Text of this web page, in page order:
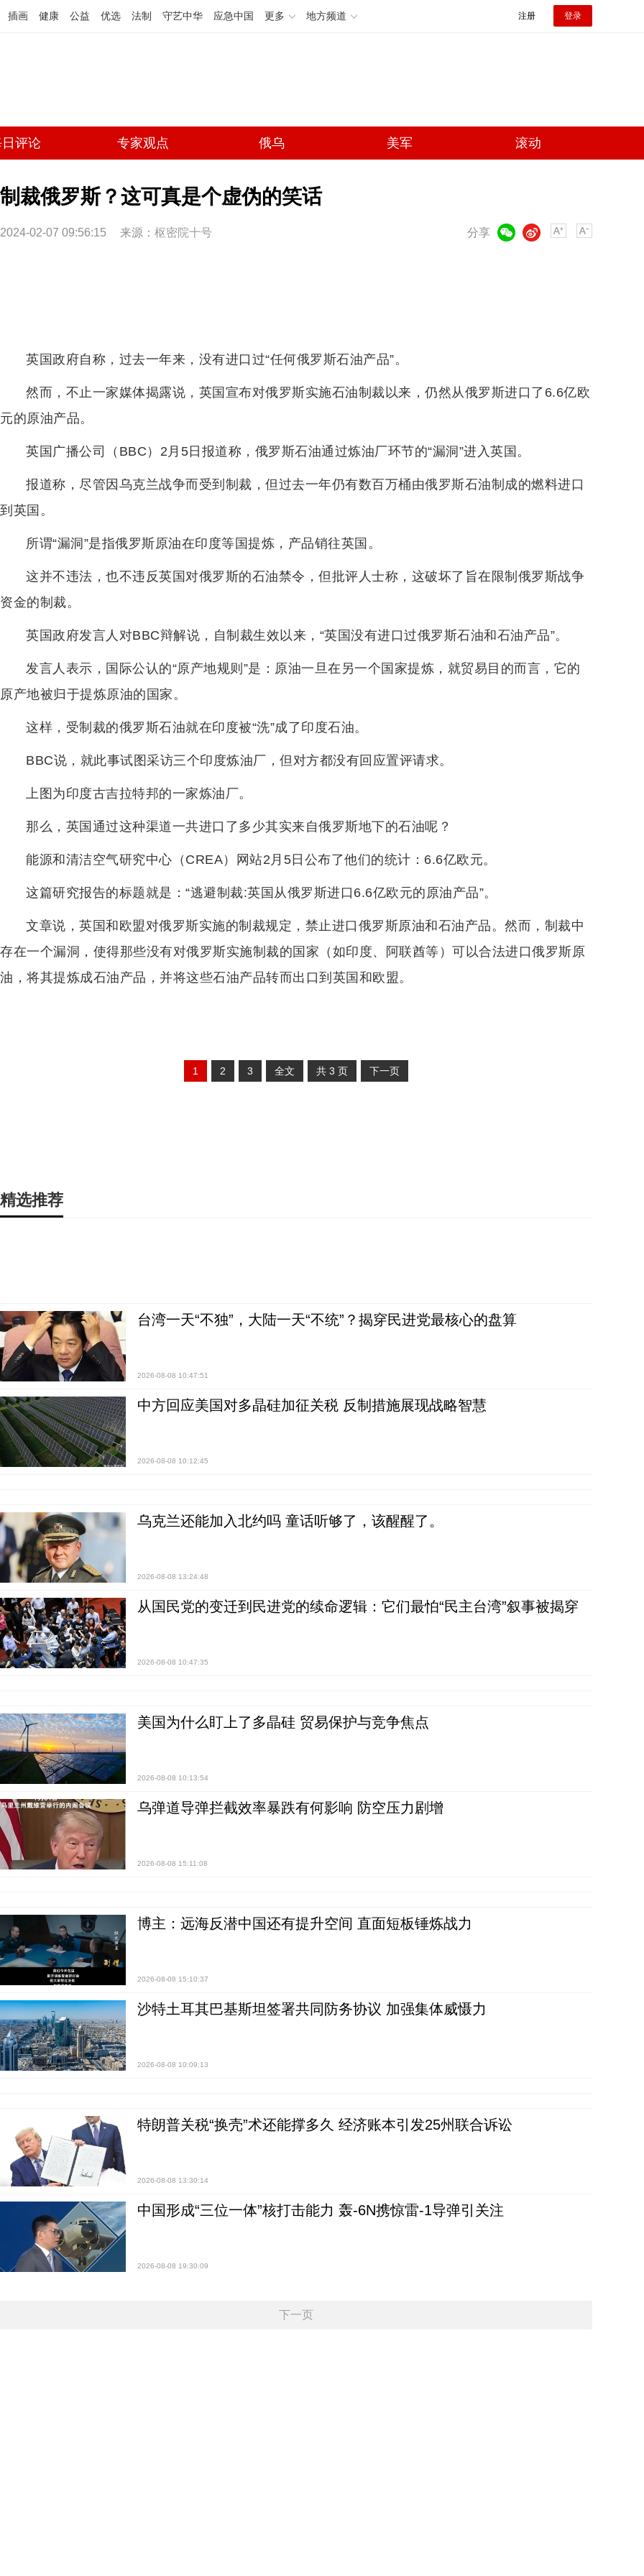
插画 健康 公益 优选 法制 守艺中华 应急中国 更多 地方频道 注册 登录
评论 专家观点 俄乌 美军 滚动
制裁俄罗斯？这可真是个虚伪的笑话
2024-02-07 09:56:15 来源： 枢密院十号 分享
微博
英国政府自称，过去一年来，没有进口过“任何俄罗斯石油产品”。
然而，不止一家媒体揭露说，英国宣布对俄罗斯实施石油制裁以来，仍然从俄罗斯进口了6.6亿欧
元的原油产品。
英国广播公司（BBC）2月5日报道称，俄罗斯石油通过炼油厂环节的“漏洞”进入英国。
报道称，尽管因乌克兰战争而受到制裁，但过去一年仍有数百万桶由俄罗斯石油制成的燃料进口
到英国。
所谓“漏洞”是指俄罗斯原油在印度等国提炼，产品销往英国。
这并不违法，也不违反英国对俄罗斯的石油禁令，但批评人士称，这破坏了旨在限制俄罗斯战争
资金的制裁。
英国政府发言人对BBC辩解说，自制裁生效以来，“英国没有进口过俄罗斯石油和石油产品”。
发言人表示，国际公认的“原产地规则”是：原油一旦在另一个国家提炼，就贸易目的而言，它的
原产地被归于提炼原油的国家。
这样，受制裁的俄罗斯石油就在印度被“洗”成了印度石油。
BBC说，就此事试图采访三个印度炼油厂，但对方都没有回应置评请求。
上图为印度古吉拉特邦的一家炼油厂。
那么，英国通过这种渠道一共进口了多少其实来自俄罗斯地下的石油呢？
能源和清洁空气研究中心（CREA）网站2月5日公布了他们的统计：6.6亿欧元。
这篇研究报告的标题就是：“逃避制裁:英国从俄罗斯进口6.6亿欧元的原油产品”。
文章说，英国和欧盟对俄罗斯实施的制裁规定，禁止进口俄罗斯原油和石油产品。然而，制裁中
存在一个漏洞，使得那些没有对俄罗斯实施制裁的国家（如印度、阿联酋等）可以合法进口俄罗斯原
油，将其提炼成石油产品，并将这些石油产品转而出口到英国和欧盟。
1 2 3 全文 共 3 页 下一页
精选推荐
台湾一天“不独”，大陆一天“不统”？揭穿民进党最核心的盘算
2026-08-08 10:47:51
中方回应美国对多晶硅加征关税 反制措施展现战略智慧
2026-08-08 10:12:45
乌克兰还能加入北约吗 童话听够了，该醒醒了。
2026-08-08 13:24:48
从国民党的变迁到民进党的续命逻辑：它们最怕“民主台湾”叙事被揭穿
2026-08-08 10:47:35
美国为什么盯上了多晶硅 贸易保护与竞争焦点
2026-08-08 10:13:54
乌弹道导弹拦截效率暴跌有何影响 防空压力剧增
2026-08-08 15:11:08
博主：远海反潜中国还有提升空间 直面短板锤炼战力
2026-08-08 15:10:37
沙特土耳其巴基斯坦签署共同防务协议 加强集体威慑力
2026-08-08 10:09:13
特朗普关税“换壳”术还能撑多久 经济账本引发25州联合诉讼
2026-08-08 13:30:14
中国形成“三位一体”核打击能力 轰-6N携惊雷-1导弹引关注
2026-08-08 19:30:09
下一页